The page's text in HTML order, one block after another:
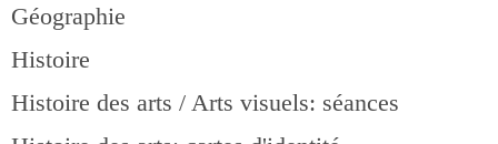
Géographie
Histoire
Histoire des arts / Arts visuels: séances